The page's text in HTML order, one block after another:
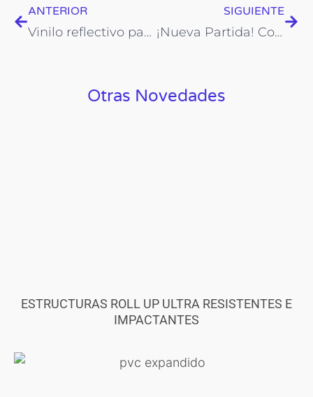
Prev
ANTERIOR
Vinilo reflectivo panal de abeja 24/7
SIGUIENTE
¡Nueva Partida! Cortadora y grabadora láser TM 60
Otras Novedades
ESTRUCTURAS ROLL UP ULTRA RESISTENTES E
IMPACTANTES